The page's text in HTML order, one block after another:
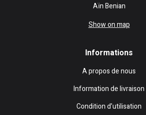
Aïn Benian
Show on map
Informations
A propos de nous
Information de livraison
Condition d’utilisation